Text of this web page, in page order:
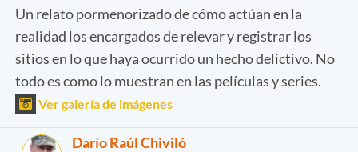
Un relato pormenorizado de cómo actúan en la
realidad los encargados de relevar y registrar los
sitios en lo que haya ocurrido un hecho delictivo. No
todo es como lo muestran en las películas y series.
Ver galería de imágenes
Darío Raúl Chiviló